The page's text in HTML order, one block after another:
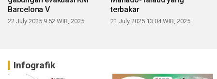
Barcelona V
22 July 2025 9:52 WIB, 2025
terbakar
21 July 2025 13:04 WIB, 2025
Infografik